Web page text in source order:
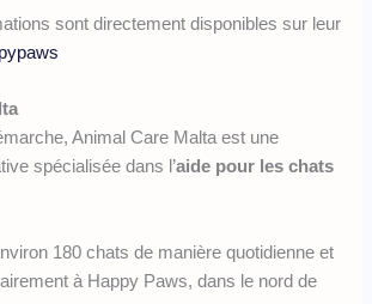
sont directement disponibles sur leur
Animal Care Malta est une
spécialisée dans l’aide pour les chats
180 chats de manière quotidienne et
à Happy Paws, dans le nord de